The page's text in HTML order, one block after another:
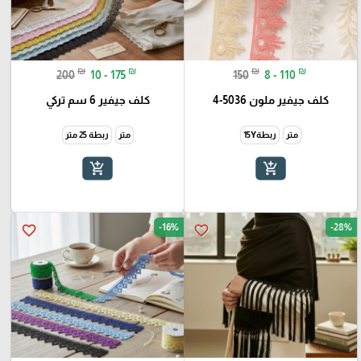
150 ₪ 8 - 110 ₪
كلف جيفير ملون 5036-4
متر ربطة15Y
add_shopping_cart
200 ₪ 10 - 175 ₪
كلف جيفير 6 سم تركي
متر ربطة 25 متر
add_shopping_cart
favorite_border -28%
favorite_border -16%